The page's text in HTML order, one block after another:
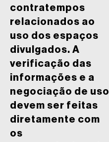
contratempos
relacionados ao
uso dos espaços
divulgados. A
verificação das
informações e a
negociação de uso
devem ser feitas
diretamente com
os